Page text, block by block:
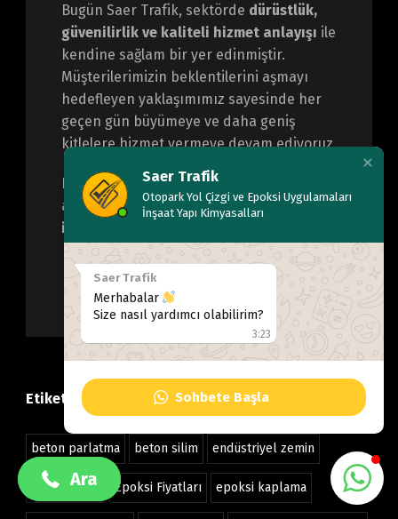
Bugün Saer Trafik, sektörde dürüstlük,
güvenilirlik ve kaliteli hizmet anlayışı ile
kendine sağlam bir yer edinmiştir.
Müşterilerimizin beklentilerini aşmayı
hedefleyen yaklaşımımız sayesinde her
geçen gün büyümeye ve daha geniş
kitlelere hizmet vermeye devam ediyoruz.
Bizim için her proje; yalnızca bir iş değil,
aynı zamandareferansımız ve
itibarımızdır.
Saer Trafik
Otopark Yol Çizgi ve Epoksi Uygulamaları
İnşaat Yapı Kimyasalları
Saer Trafik
Merhabalar
Size nasıl yardımcı olabilirim?
3:23
Sohbete Başla
Etiketler
beton parlatma beton silim endüstriyel zemin
epoksi boya Epoksi Fiyatları epoksi kaplama
+90 532 489 38 55
Ara
+90 532 489 38 55
Ara